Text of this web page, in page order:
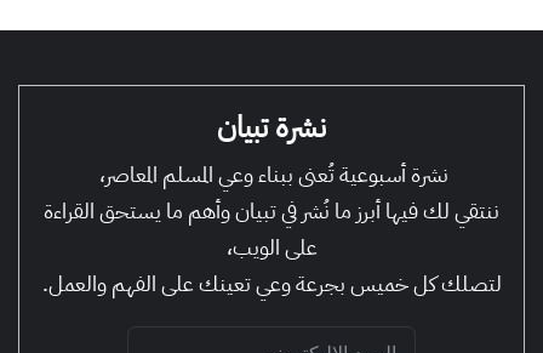
نشرة تبيان
نشرة أسبوعية تُعنى ببناء وعي المسلم المعاصر،
ننتقي لك فيها أبرز ما نُشر في تبيان وأهم ما يستحق القراءة
على الويب،
لتصلك كل خميس بجرعة وعي تعينك على الفهم والعمل.